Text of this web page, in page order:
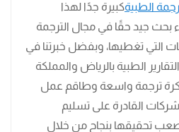
الطبيةكبيرة جدًا لهذا
بحث جيد حقًا في مجال الترجمة
التي تغطيها، وبفضل خبرتنا في
الطبية بالرياض والمملكة
ذاكرة ترجمة واسعة وطاقم عمل
القادرة على تسليم
تحقيقها بنجاح من خلال